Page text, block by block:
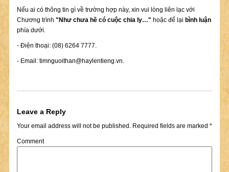
Nếu ai có thông tin gì về trường hợp này, xin vui lòng liên lạc với
Chương trình "Như chưa hề có cuộc chia ly…" hoặc để lại bình luận
phía dưới.
- Điện thoại: (08) 6264 7777.
- Email: timnguoithan@haylentieng.vn.
Leave a Reply
Your email address will not be published.Required fields are marked *
Comment